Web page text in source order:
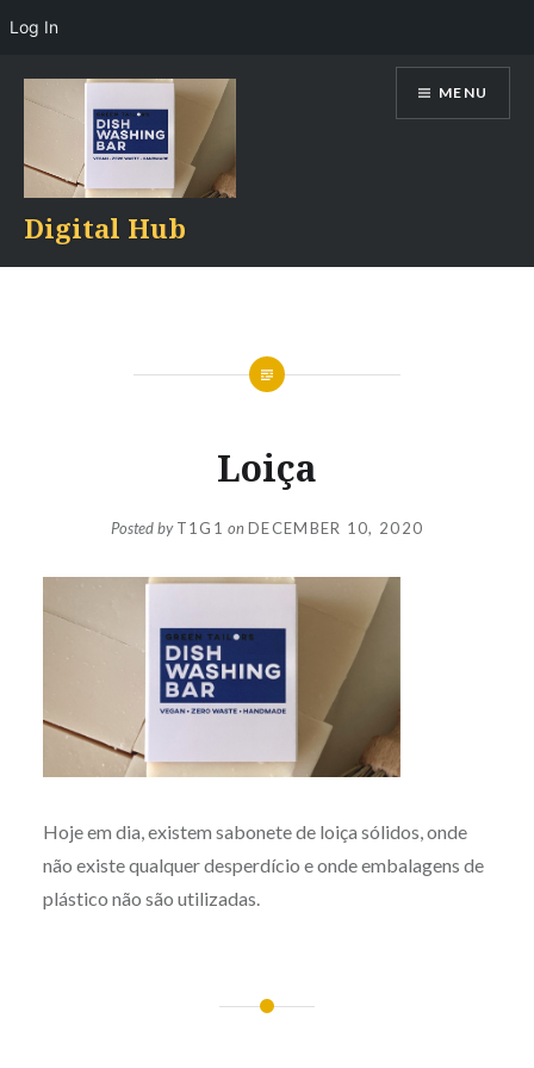
Digital Hub
MENU
Loiça
Posted byT1G1 onDECEMBER 10, 2020
Hoje em dia, existem sabonete de loiça sólidos, onde
não existe qualquer desperdício e onde embalagens de
plástico não são utilizadas.
Log In